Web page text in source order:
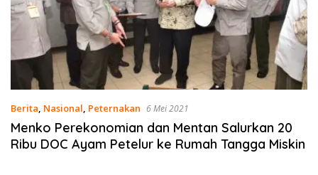
Berita, Nasional, Peternakan 6 Mei 2021
Menko Perekonomian dan Mentan Salurkan 20
Ribu DOC Ayam Petelur ke Rumah Tangga Miskin